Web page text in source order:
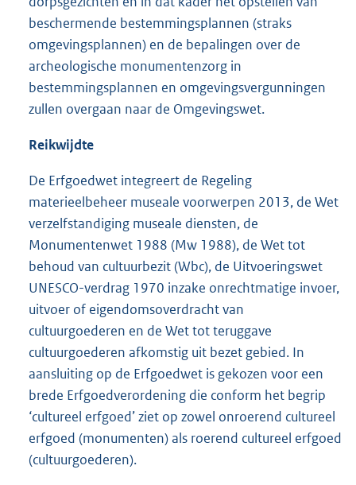
beschermende bestemmingsplannen (straks
omgevingsplannen) en de bepalingen over de
archeologische monumentenzorg in
bestemmingsplannen en omgevingsvergunningen
zullen overgaan naar de Omgevingswet.
Reikwijdte
De Erfgoedwet integreert de Regeling
materieelbeheer museale voorwerpen 2013, de Wet
verzelfstandiging museale diensten, de
Monumentenwet 1988 (Mw 1988), de Wet tot
behoud van cultuurbezit (Wbc), de Uitvoeringswet
UNESCO-verdrag 1970 inzake onrechtmatige invoer,
uitvoer of eigendomsoverdracht van
cultuurgoederen en de Wet tot teruggave
cultuurgoederen afkomstig uit bezet gebied. In
aansluiting op de Erfgoedwet is gekozen voor een
brede Erfgoedverordening die conform het begrip
‘cultureel erfgoed’ ziet op zowel onroerend cultureel
erfgoed (monumenten) als roerend cultureel erfgoed
(cultuurgoederen).